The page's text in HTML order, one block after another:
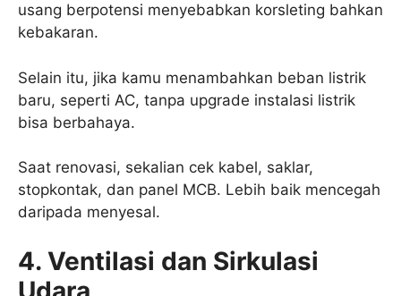
usang berpotensi menyebabkan korsleting bahkan
kebakaran.
Selain itu, jika kamu menambahkan beban listrik
baru, seperti AC, tanpa upgrade instalasi listrik
bisa berbahaya.
Saat renovasi, sekalian cek kabel, saklar,
stopkontak, dan panel MCB. Lebih baik mencegah
daripada menyesal.
4. Ventilasi dan Sirkulasi